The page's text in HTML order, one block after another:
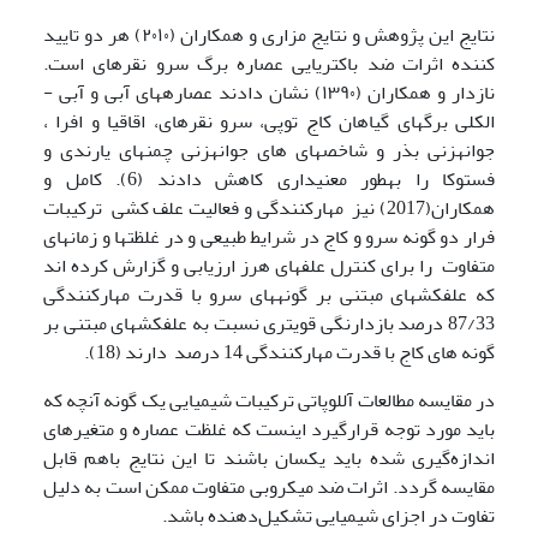
نتایج این پژوهش و نتایج مزاری و همکاران (۲۰۱۰) هر دو تایید
کننده اثرات ضد باکتریایی عصاره برگ سرو نقره­ای است.
نازدار و همکاران (۱۳۹۰) نشان دادند عصاره­های آبی و آبی -
الکلی برگ­های گیاهان کاج توپی، سرو نقره­ای، اقاقیا و افرا ،
جوانه­زنی بذر و شاخصهای های جوانه­زنی چمن­های یارندی و
فستوکا را به­طور معنی­داری کاهش دادند (6). کامل و
همکاران(2017) نیز مهارکنندگی و فعالیت علف کشی ترکیبات
فرار دو گونه سرو و کاج در شرایط طبیعی و در غلظتها و زمانهای
متفاوت را برای کنترل علفهای هرز ارزیابی و گزارش کرده اند
که علف­کشهای مبتنی بر گونه­های سرو با قدرت مهارکنندگی
87/33 درصد بازدارنگی قویتری نسبت به علفکشهای مبتنی بر
گونه های کاج با قدرت مهارکنندگی 14 درصد دارند (18).
در مقایسه مطالعات آللوپاتی ترکیبات شیمیایی یک گونه آنچه که
باید مورد توجه قرارگیرد اینست که غلظت‌ عصاره و متغیرهای
اندازه‌گیری شده باید یکسان باشند تا این نتایج باهم قابل‌
مقایسه گردد. اثرات ضد میکروبی متفاوت ممکن است به دلیل
تفاوت در اجزای شیمیایی تشکیل‌دهنده باشد.